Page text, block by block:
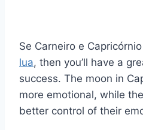
Se Carneiro e
lua, then you’ll have a
success. The moon in
more emotional, while
better control of their